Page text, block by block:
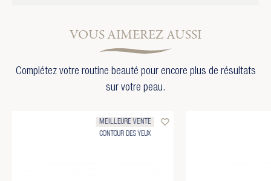
VOUS AIMEREZ AUSSI
Complétez votre routine beauté pour encore plus de résultats
sur votre peau.
MEILLEURE VENTE
CONTOUR DES YEUX
favorite_border